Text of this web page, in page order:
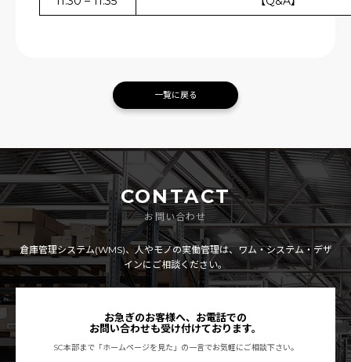
一覧に戻る
CONTACT
お問い合わせ
倉庫管理システム(WMS)、人やモノの実働管理は、ワム・システム・デザ
インにご相談ください。
お急ぎのお客様へ、お電話での
お問い合わせも受け付けております。
SC本部まで「ホームページを見た」の一言でお気軽にご相談下さい。